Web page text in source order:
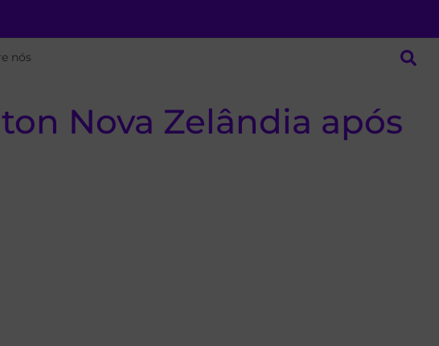
nós
Nova Zelândia após